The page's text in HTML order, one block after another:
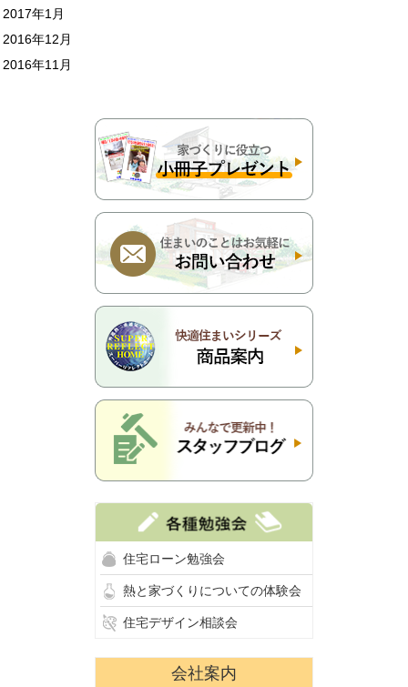
2017年1月
2016年12月
2016年11月
住宅ローン勉強会
熱と家づくりについての体験会
住宅デザイン相談会
会社案内